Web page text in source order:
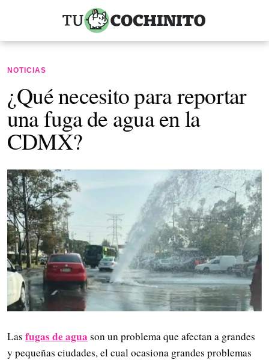
NOTICIAS
¿Qué necesito para reportar
una fuga de agua en la
CDMX?
Las fugas de agua son un problema que afectan a grandes
y pequeñas ciudades, el cual ocasiona grandes problemas